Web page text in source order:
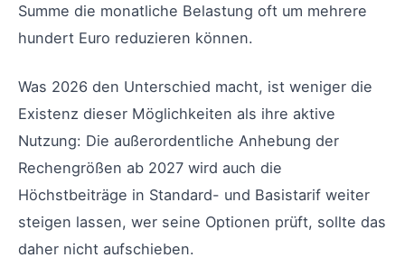
Summe die monatliche Belastung oft um mehrere
hundert Euro reduzieren können.
Was 2026 den Unterschied macht, ist weniger die
Existenz dieser Möglichkeiten als ihre aktive
Nutzung: Die außerordentliche Anhebung der
Rechengrößen ab 2027 wird auch die
Höchstbeiträge in Standard- und Basistarif weiter
steigen lassen, wer seine Optionen prüft, sollte das
daher nicht aufschieben.